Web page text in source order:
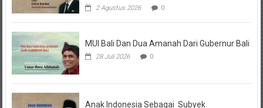
2 Agustus 2026 0
MUI Bali Dan Dua Amanah Dari Gubernur Bali
28 Juli 2026 0
Anak Indonesia Sebagai Subyek